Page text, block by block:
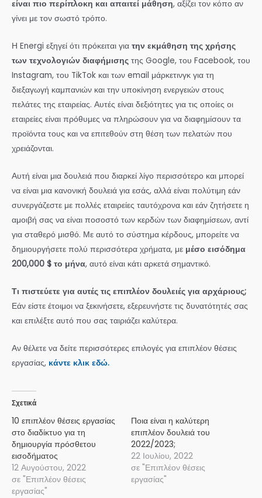
είναι πιο περίπλοκη και απαιτεί μάθηση, αξίζει τον κόπο αν
γίνει με τον σωστό τρόπο.
Η Energi εξηγεί ότι πρόκειται για την εκμάθηση της χρήσης
των τεχνολογιών διαφήμισης της Google, του Facebook, του
Instagram, του TikTok και των email μάρκετινγκ για τη
διεξαγωγή καμπανιών και την υποκίνηση ενεργειών στους
πελάτες της εταιρείας. Αυτές είναι δεξιότητες για τις οποίες οι
εταιρείες είναι πρόθυμες να πληρώσουν για να διαφημίσουν τα
προϊόντα τους και να επιτεθούν στη θέση των πελατών που
χρειάζονται.
Αυτή είναι μια δουλειά που διαρκεί λίγο περισσότερο και μπορεί
να είναι μια κανονική δουλειά για εσάς, αλλά είναι πολύτιμη εάν
συνεργάζεστε με πολλές εταιρείες ταυτόχρονα και εάν ζητήσετε η
αμοιβή σας να είναι ποσοστό των κερδών των διαφημίσεων, αντί
για σταθερό μισθό. Με αυτό το σύστημα κέρδους, μπορείτε να
δημιουργήσετε πολύ περισσότερα χρήματα, με μέσο εισόδημα
200,000 $ το μήνα, αυτό είναι κάτι αρκετά σημαντικό.
Τι πιστεύετε για αυτές τις επιπλέον δουλειές για αρχάριους;
Εάν είστε έτοιμοι να ξεκινήσετε, εξερευνήστε τις δυνατότητές σας
και επιλέξτε αυτό που σας ταιριάζει καλύτερα.
Αν θέλετε να δείτε περισσότερες επιλογές για επιπλέον θέσεις
εργασίας, κάντε κλικ εδώ.
Σχετικά
10 επιπλέον θέσεις εργασίας
στο διαδίκτυο για τη
δημιουργία πρόσθετου
εισοδήματος
12 Αυγούστου, 2022
σε "Επιπλέον θέσεις
εργασίας"
Ποια είναι η καλύτερη
επιπλέον δουλειά του
2022/2023;
22 Ιουλίου, 2022
σε "Επιπλέον θέσεις
εργασίας"